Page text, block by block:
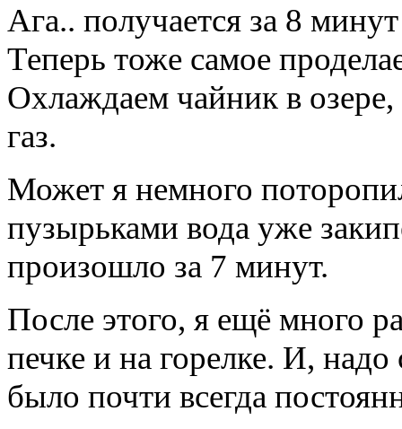
Ага.. получается за 8
Теперь тоже самое
Охлаждаем чайник в
газ.
Может я немного
пузырьками вода уже
произошло за 7 минут.
После этого, я ещё много
печке и на горелке. И, надо
было почти всегда